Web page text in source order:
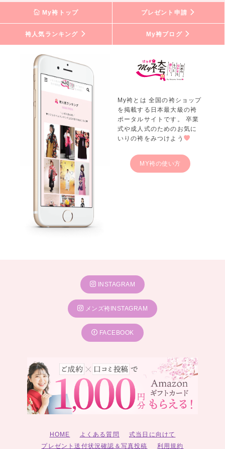
My袴トップ プレゼント申請
袴人気ランキング My袴ブログ
My袴とは 全国の袴ショップ
を掲載する日本最大級の袴
ポータルサイトです。 卒業
式や成人式のためのお気に
いりの袴をみつけよう
MY袴の使い方
INSTAGRAM
メンズ袴INSTAGRAM
FACEBOOK
HOME よくある質問
式当日に向けて
プレゼント送付状況確認＆写真投稿
利用規約